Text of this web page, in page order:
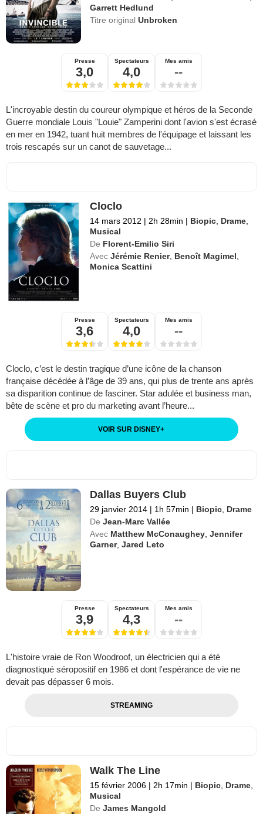
Garrett Hedlund
Titre originalUnbroken
Presse
3,0
Spectateurs
4,0
Mes amis
--
L'incroyable destin du coureur olympique et héros de la Seconde
Guerre mondiale Louis "Louie" Zamperini dont l'avion s'est écrasé
en mer en 1942, tuant huit membres de l'équipage et laissant les
trois rescapés sur un canot de sauvetage...
Cloclo
14 mars 2012 | 2h 28min | Biopic Drame
Musical
De Florent-Emilio Siri
Avec Jérémie Renier, Benoît Magimel
Monica Scattini
Presse
3,6
Spectateurs
4,0
Mes amis
--
Cloclo, c’est le destin tragique d’une icône de la chanson
française décédée à l’âge de 39 ans, qui plus de trente ans après
sa disparition continue de fasciner. Star adulée et business man,
bête de scène et pro du marketing avant l’heure...
VOIR SUR DISNEY+
Dallas Buyers Club
29 janvier 2014 | 1h 57min | Biopic Drame
De Jean-Marc Vallée
Avec Matthew McConaughey ,Jennifer
Garner,Jared Leto
Presse
3,9
Spectateurs
4,3
Mes amis
--
L'histoire vraie de Ron Woodroof, un électricien qui a été
diagnostiqué séropositif en 1986 et dont l'espérance de vie ne
devait pas dépasser 6 mois.
STREAMING
Walk The Line
15 février 2006 | 2h 17min | Biopic Drame
Musical
De James Mangold